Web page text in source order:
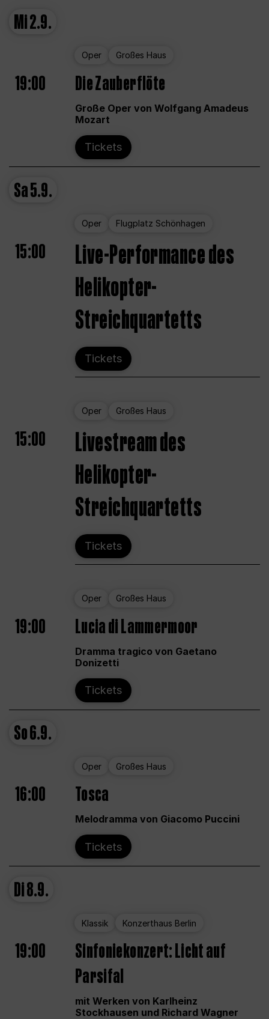
Mi2.9.
Oper Großes Haus
19:00 Die Zauberflöte
Große Oper von Wolfgang Amadeus
Mozart
Tickets
Sa5.9.
Oper Flugplatz Schönhagen
15:00
Live-Performance des
Helikopter-
Streichquartetts
Tickets
Oper Großes Haus
15:00
Livestream des
Helikopter-
Streichquartetts
Tickets
Oper Großes Haus
19:00 Lucia di Lammermoor
Dramma tragico von Gaetano
Donizetti
Tickets
So6.9.
Oper Großes Haus
16:00 Tosca
Melodramma von Giacomo Puccini
Tickets
Di8.9.
Klassik Konzerthaus Berlin
19:00
Sinfoniekonzert: Licht auf
Parsifal
mit Werken von Karlheinz
Stockhausen und Richard Wagner